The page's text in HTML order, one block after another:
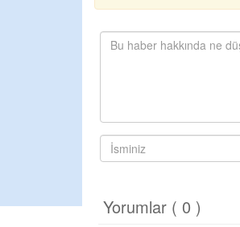
Yorumlar ( 0 )